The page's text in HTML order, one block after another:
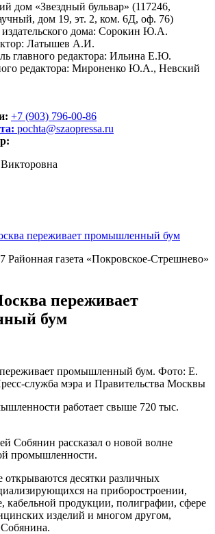
дом «Звездный бульвар» (117246,
дом 19, эт. 2, ком. 6Д, оф. 76)
дома: Сорокин Ю.А.
Латышев А.И.
главного редактора: Ильина Е.Ю.
редактора: Мироненко Ю.А., Невский
+7 (903) 796-00-86
pochta@szaopressa.ru
переживает промышленный бум
Районная газета «Покровское-Стрешнево»
переживает
бум
промышленный бум. Фото: Е.
служба мэра и Правительства Москвы
работает свыше 720 тыс.
Собянин рассказал о новой волне
промышленности.
открываются десятки различных
на приборостроении,
кабельной продукции, полиграфии, сфере
изделий и многом другом,
Собянина.